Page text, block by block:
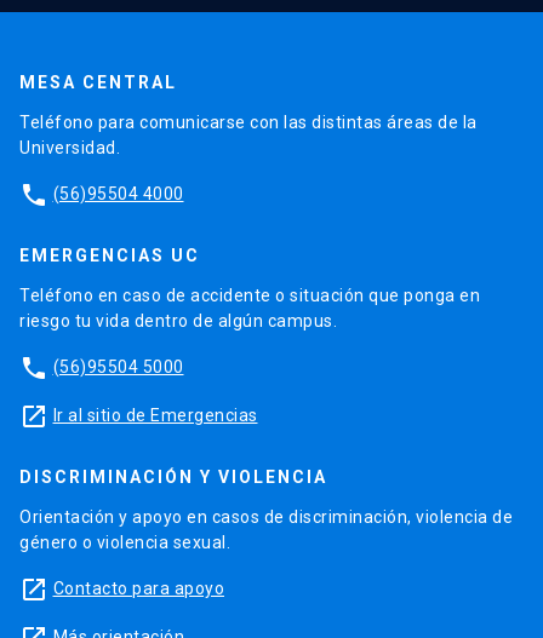
MESA CENTRAL
Teléfono para comunicarse con las distintas áreas de la
Universidad.
phone (56)95504 4000
EMERGENCIAS UC
Teléfono en caso de accidente o situación que ponga en
riesgo tu vida dentro de algún campus.
phone (56)95504 5000
launch Ir al sitio de Emergencias
DISCRIMINACIÓN Y VIOLENCIA
Orientación y apoyo en casos de discriminación, violencia de
género o violencia sexual.
launch Contacto para apoyo